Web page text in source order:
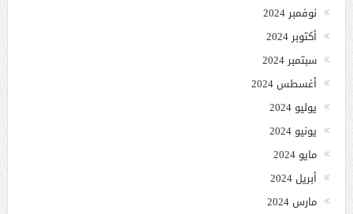
نوفمبر 2024
أكتوبر 2024
سبتمبر 2024
أغسطس 2024
يوليو 2024
يونيو 2024
مايو 2024
أبريل 2024
مارس 2024